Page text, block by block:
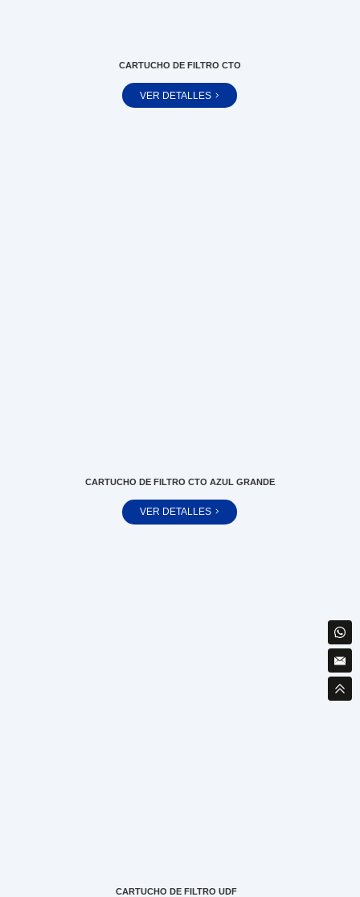
CARTUCHO DE FILTRO CTO
VER DETALLES
CARTUCHO DE FILTRO CTO AZUL GRANDE
VER DETALLES
CARTUCHO DE FILTRO UDF